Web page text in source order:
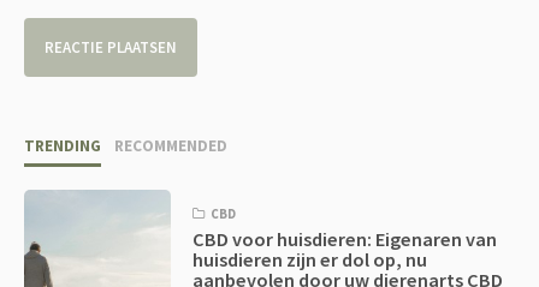
TRENDING RECOMMENDED
CBD
CBD voor huisdieren: Eigenaren van
huisdieren zijn er dol op, nu
aanbevolen door uw dierenarts CBD